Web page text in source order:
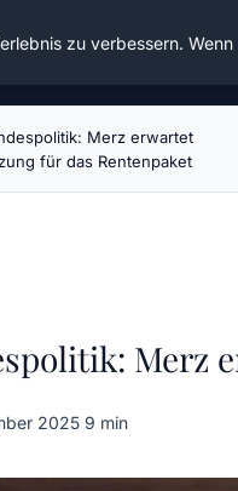
Merz erwartet
für das Rentenpaket
Merz
2025·9 min
zu verbessern.